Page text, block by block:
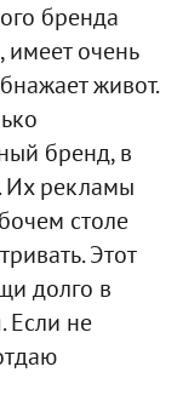
бренда
имеет очень
живот.
бренд, в
Их рекламы
столе
Этот
долго в
Если не